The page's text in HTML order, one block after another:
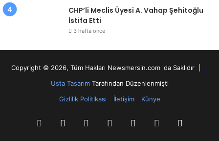
CHP’li Meclis Üyesi A. Vahap Şehitoğlu
İstifa Etti
3 hafta önce
Copyright © 2026, Tüm Hakları Newsmersin.com 'da Saklıdır |
Usta TasarımTarafından Düzenlenmişti
Gizlilik Politikası
İletişim Künye
FacebookTwitter YouTubeInstagramTelegram